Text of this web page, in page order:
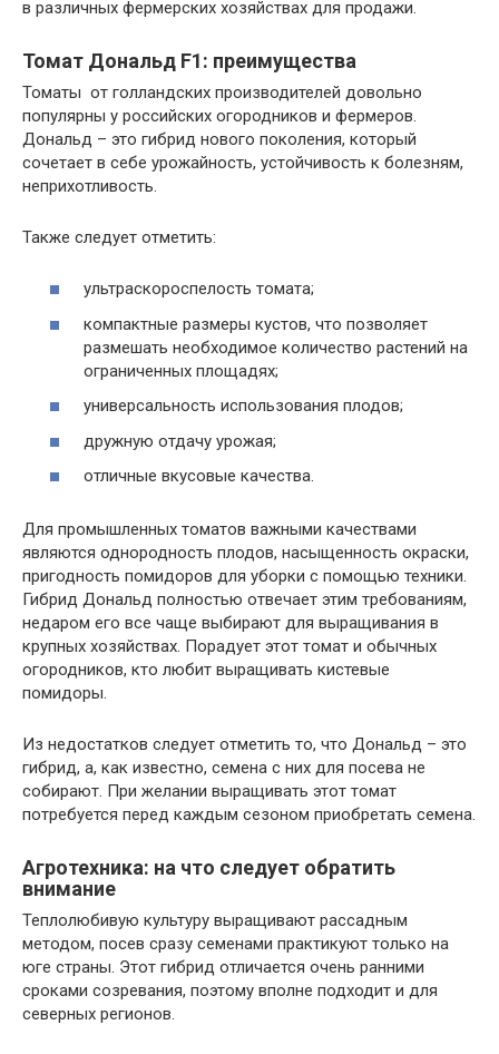
в различных фермерских хозяйствах для продажи.
Томат Дональд F1: преимущества
Томаты от голландских производителей довольно
популярны у российских огородников и фермеров.
Дональд – это гибрид нового поколения, который
сочетает в себе урожайность, устойчивость к болезням,
неприхотливость.
Также следует отметить:
ультраскороспелость томата;
компактные размеры кустов, что позволяет
размешать необходимое количество растений на
ограниченных площадях;
универсальность использования плодов;
дружную отдачу урожая;
отличные вкусовые качества.
Для промышленных томатов важными качествами
являются однородность плодов, насыщенность окраски,
пригодность помидоров для уборки с помощью техники.
Гибрид Дональд полностью отвечает этим требованиям,
недаром его все чаще выбирают для выращивания в
крупных хозяйствах. Порадует этот томат и обычных
огородников, кто любит выращивать кистевые
помидоры.
Из недостатков следует отметить то, что Дональд – это
гибрид, а, как известно, семена с них для посева не
собирают. При желании выращивать этот томат
потребуется перед каждым сезоном приобретать семена.
Агротехника: на что следует обратить
внимание
Теплолюбивую культуру выращивают рассадным
методом, посев сразу семенами практикуют только на
юге страны. Этот гибрид отличается очень ранними
сроками созревания, поэтому вполне подходит и для
северных регионов.